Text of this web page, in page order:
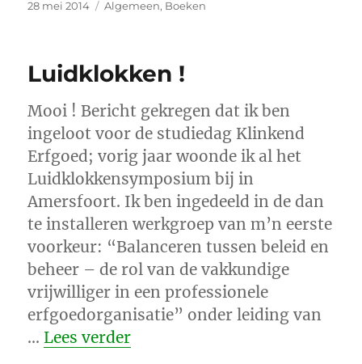
Geplaatst
28 mei 2014 Categorieën
Algemeen, Boeken
Luidklokken !
Mooi ! Bericht gekregen dat ik ben
ingeloot voor de studiedag Klinkend
Erfgoed; vorig jaar woonde ik al het
Luidklokkensymposium bij in
Amersfoort. Ik ben ingedeeld in de dan
te installeren werkgroep van m’n eerste
voorkeur: “Balanceren tussen beleid en
beheer – de rol van de vakkundige
vrijwilliger in een professionele
erfgoedorganisatie” onder leiding van
… Lees verder“Luidklokken !”